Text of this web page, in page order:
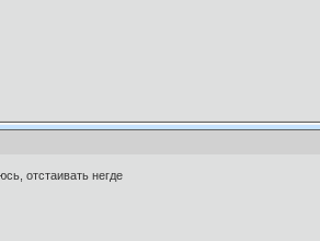
отстаивать негде